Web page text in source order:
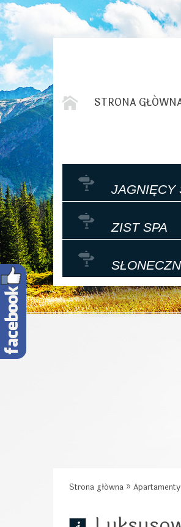
STRONA
JAGNIĘCY
ZIST SPA
Strona główna » Apartamenty